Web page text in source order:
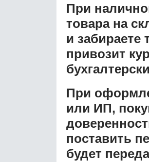
При
товара на
и забираете
привозит
При
или ИП,
поставить
будет